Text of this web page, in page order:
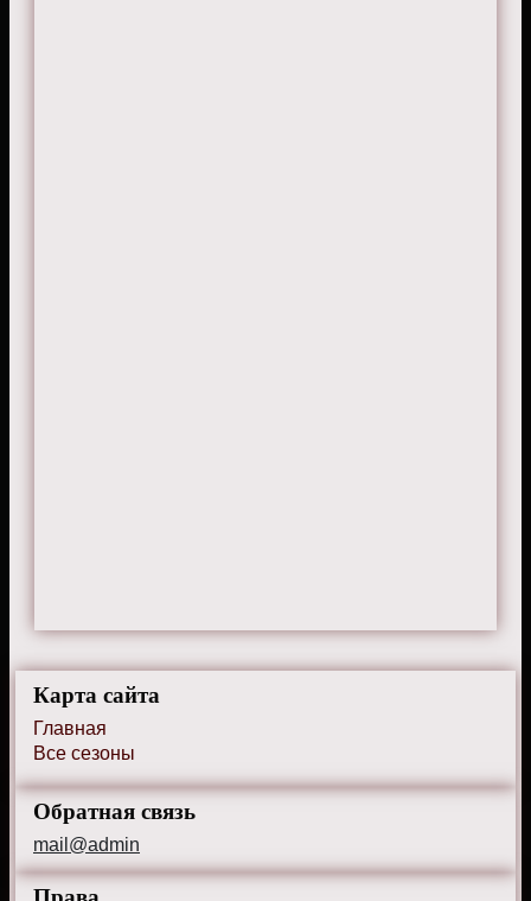
Карта сайта
Главная
Все сезоны
Обратная связь
mail@admin